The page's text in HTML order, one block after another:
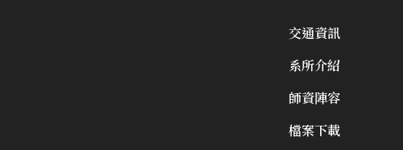
交通資訊
系所介紹
師資陣容
檔案下載